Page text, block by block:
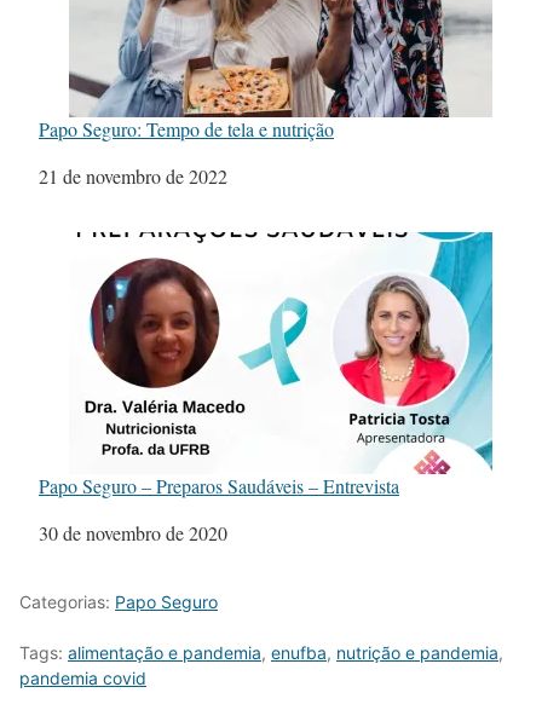
Papo Seguro: Tempo de tela e nutrição
Data
21 de novembro de 2022
Papo Seguro – Preparos Saudáveis – Entrevista
Data
30 de novembro de 2020
Categorias: Papo Seguro
Tags: alimentação e pandemia, enufba, nutrição e pandemia,
pandemia covid